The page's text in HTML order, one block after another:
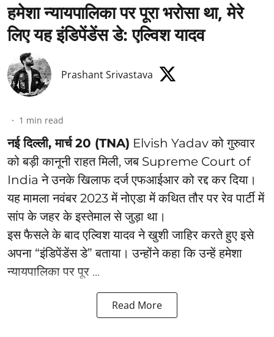
हमेशा न्यायपालिका पर पूरा भरोसा था, मेरे
लिए यह इंडिपेंडेंस डे: एल्विश यादव
Prashant Srivastava
1 min read
नई दिल्ली, मार्च 20 (TNA) Elvish Yadav को गुरुवार
को बड़ी कानूनी राहत मिली, जब Supreme Court of
India ने उनके खिलाफ दर्ज एफआईआर को रद्द कर दिया।
यह मामला नवंबर 2023 में नोएडा में कथित तौर पर रेव पार्टी में
सांप के जहर के इस्तेमाल से जुड़ा था।
इस फैसले के बाद एल्विश यादव ने खुशी जाहिर करते हुए इसे
अपना “इंडिपेंडेंस डे” बताया। उन्होंने कहा कि उन्हें हमेशा
न्यायपालिका पर पूर ...
Read More